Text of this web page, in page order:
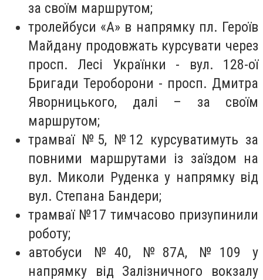
за своїм маршрутом;
тролейбуси «А» в напрямку пл. Героїв
Майдану продовжать курсувати через
просп. Лесі Українки - вул. 128-ої
Бригади Тероборони - просп. Дмитра
Яворницького, далі – за своїм
маршрутом;
трамваї №5, №12 курсуватимуть за
повними маршрутами із заїздом на
вул. Миколи Руденка у напрямку від
вул. Степана Бандери;
трамваї №17 тимчасово призупинили
роботу;
автобуси №40, №87А, №109 у
напрямку від Залізничного вокзалу